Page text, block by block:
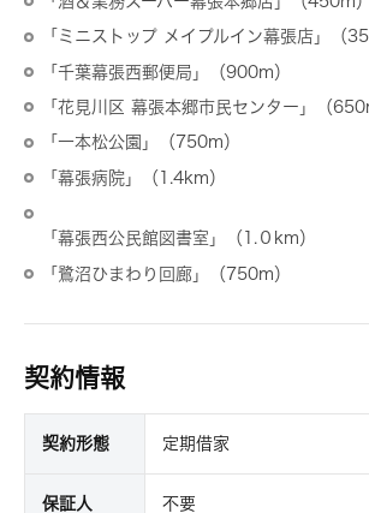
「ミニストップ メイプルイン幕張店」（
「千葉幕張西郵便局」（900m）
「花見川区 幕張本郷市民センター」（
「一本松公園」（750m）
「幕張病院」（1.4km）
「幕張西公民館図書室」（1.０km）
「鷺沼ひまわり回廊」（750m）
契約情報
契約形態 定期借家
保証人 不要